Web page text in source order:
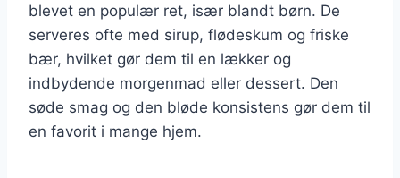
blevet en populær ret, især blandt børn. De
serveres ofte med sirup, flødeskum og friske
bær, hvilket gør dem til en lækker og
indbydende morgenmad eller dessert. Den
søde smag og den bløde konsistens gør dem til
en favorit i mange hjem.